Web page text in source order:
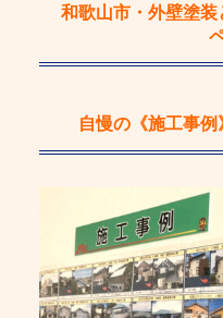
和歌山市・外壁塗
自慢の《施工事例